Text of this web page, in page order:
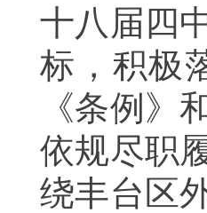
十八届四
标，积极
《条例》
依规尽职
绕丰台区